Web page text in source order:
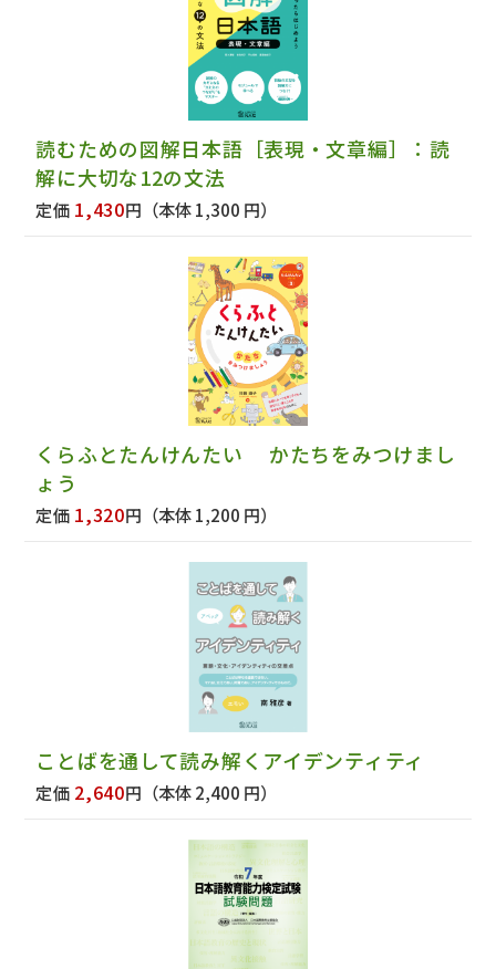
みんなの日本語初級Ⅰ第２版 本冊
2750円（税込）
初級から超級まで ＳＴＥＰ式に
ほんご練習帳 自動詞・他動詞
1430円（税込）
読むための図解日本語［表現・文章編］：読
解に大切な12の文法
定価 1,430円 （本体 1,300 円）
くらふとたんけんたい かたちをみつけまし
ょう
定価 1,320円 （本体 1,200 円）
ことばを通して読み解くアイデンティティ
定価 2,640円 （本体 2,400 円）